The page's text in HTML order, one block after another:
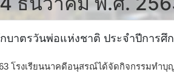
บาตรวันพ่อแห่งชาติ ประจำปีการศึ
โรงเรียนนาคดีอนุสรณ์ได้จัดกิจกรรมทำ